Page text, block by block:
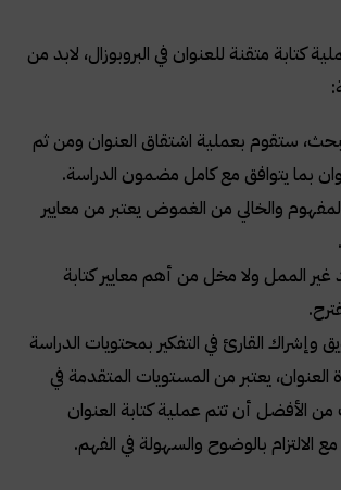
كتابة متقنة للعنوان في البروبوزال، لابد من
ستقوم بعملية اشتقاق العنوان ومن ثم
بما يتوافق مع كامل مضمون الدراسة.
والخالي من الغموض يعتبر من معايير
غير الممل ولا مخل من أهم معايير كتابة
وإشراك القارئ في التفكير بمحتويات الدراسة
يعتبر من المستويات المتقدمة في
من الأفضل أن تتم عملية كتابة العنوان
الالتزام بالوضوح والسهولة في الفهم.